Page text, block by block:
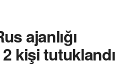
ajanlığı
kişi tutuklandı